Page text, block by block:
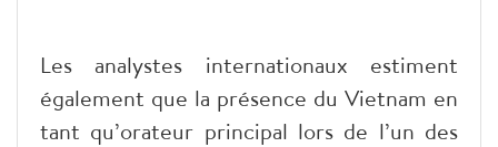
Les analystes internationaux estiment
également que la présence du Vietnam en
tant qu’orateur principal lors de l’un des